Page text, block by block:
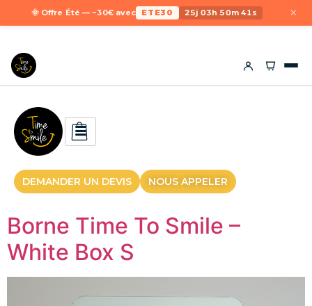
🌞 Offre Été — −30€ avec ETE30 25j 03h 50m 40s ×
DEMANDER UN DEVIS NOUS APPELER
Borne Time To Smile –
White Box S